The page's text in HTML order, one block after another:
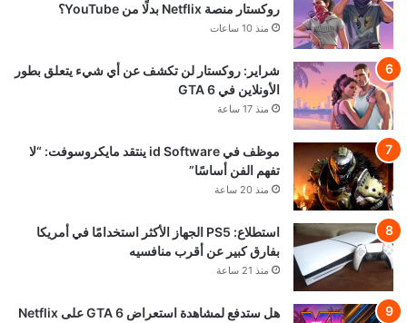
روكستار منصة Netflix بدلًا من YouTube؟
منذ 10 ساعات
شراير: روكستار لن تكشف عن أي شيء يتعلق بطور
الأونلاين في GTA 6
منذ 17 ساعة
موظف في id Software ينتقد مايكروسوفت: “لا
تفهم الفن أساسًا”
منذ 20 ساعة
استطلاع: PS5 الجهاز الأكثر استخدامًا في أمريكا
بفارق كبير عن أقرب منافسيه
منذ 21 ساعة
هل ستدفع لمشاهدة استعراض GTA 6 على Netflix